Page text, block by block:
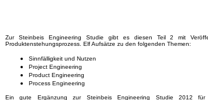
Zur Steinbeis Engineering Studie gibt es diesen Teil 2 mit
Produktenstehungsprozess. Elf Aufsätze zu den folgenden Themen:
Sinnfälligkeit und Nutzen
Project Engineering
Product Engineering
Process Engineering
Ein gute Ergänzung zur Steinbeis Engineering Studie 2012 für